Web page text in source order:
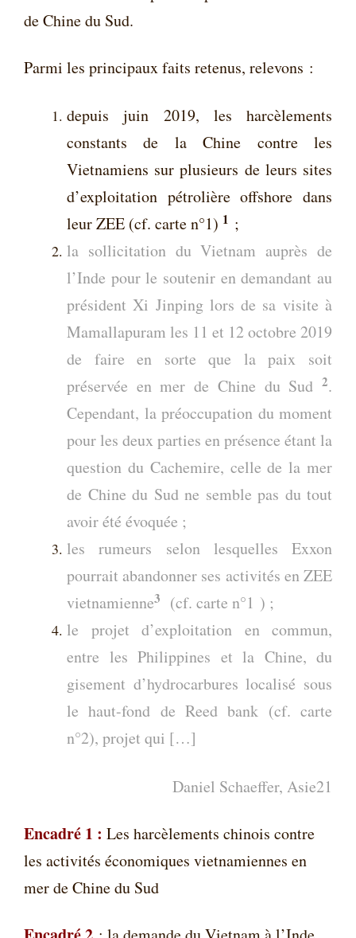
de Chine du Sud.
Parmi les principaux faits retenus, relevons :
depuis juin 2019, les harcèlements
constants de la Chine contre les
Vietnamiens sur plusieurs de leurs sites
d’exploitation pétrolière offshore dans
leur ZEE (cf. carte n°1) 1 ;
la sollicitation du Vietnam auprès de
l’Inde pour le soutenir en demandant au
président Xi Jinping lors de sa visite à
Mamallapuram les 11 et 12 octobre 2019
de faire en sorte que la paix soit
préservée en mer de Chine du Sud 2.
Cependant, la préoccupation du moment
pour les deux parties en présence étant la
question du Cachemire, celle de la mer
de Chine du Sud ne semble pas du tout
avoir été évoquée ;
les rumeurs selon lesquelles Exxon
pourrait abandonner ses activités en ZEE
vietnamienne3
(cf. carte n°1 ) ;
le projet d’exploitation en commun,
entre les Philippines et la Chine, du
gisement d’hydrocarbures localisé sous
le haut-fond de Reed bank (cf. carte
n°2), projet qui […]
Daniel Schaeffer, Asie21
Encadré 1 : Les harcèlements chinois contre
les activités économiques vietnamiennes en
mer de Chine du Sud